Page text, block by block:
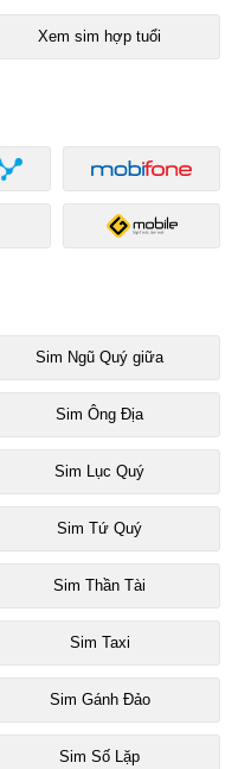
Xem sim hợp tuổi
Sim Ngũ Quý giữa
Sim Ông Địa
Sim Lục Quý
Sim Tứ Quý
Sim Thần Tài
Sim Taxi
Sim Gánh Đảo
Sim Số Lặp